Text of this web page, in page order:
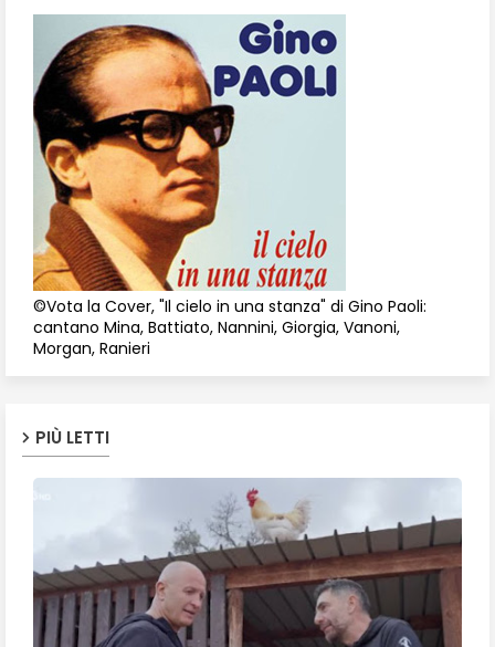
©Vota la Cover, "Il cielo in una stanza" di Gino Paoli:
cantano Mina, Battiato, Nannini, Giorgia, Vanoni,
Morgan, Ranieri
PIÙ LETTI